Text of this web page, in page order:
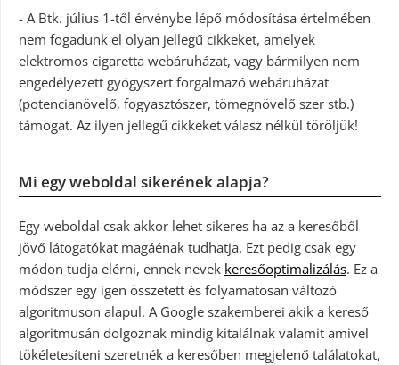
- A Btk. július 1-től érvénybe lépő módosítása értelmében
nem fogadunk el olyan jellegű cikkeket, amelyek
elektromos cigaretta webáruházat, vagy bármilyen nem
engedélyezett gyógyszert forgalmazó webáruházat
(potencianövelő, fogyasztószer, tömegnövelő szer stb.)
támogat. Az ilyen jellegű cikkeket válasz nélkül töröljük!
Mi egy weboldal sikerének alapja?
Egy weboldal csak akkor lehet sikeres ha az a keresőből
jövő látogatókat magáénak tudhatja. Ezt pedig csak egy
módon tudja elérni, ennek nevek keresőoptimalizálás. Ez a
módszer egy igen összetett és folyamatosan változó
algoritmuson alapul. A Google szakemberei akik a kereső
algoritmusán dolgoznak mindig kitalálnak valamit amivel
tökéletesíteni szeretnék a keresőben megjelenő találatokat,